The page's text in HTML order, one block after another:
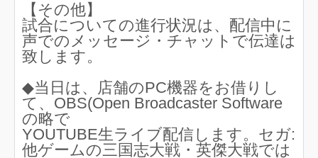
【その他】
試合についての進行状況は、配信中に
声でのメッセージ・チャットで伝達は
致します。
◆当日は、店舗のPC機器をお借りし
て、OBS(Open Broadcaster Software
の略で
YOUTUBE生ライブ配信します。セガ:
他ゲームの三国志大戦・英傑大戦では